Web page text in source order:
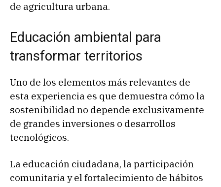
de agricultura urbana.
Educación ambiental para
transformar territorios
Uno de los elementos más relevantes de
esta experiencia es que demuestra cómo la
sostenibilidad no depende exclusivamente
de grandes inversiones o desarrollos
tecnológicos.
La educación ciudadana, la participación
comunitaria y el fortalecimiento de hábitos